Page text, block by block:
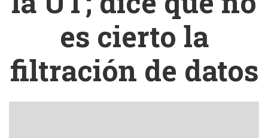
es cierto la
filtración de datos